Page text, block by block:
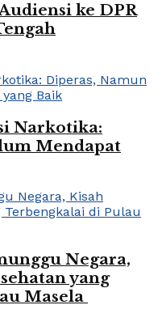
ke DPR
Narkotika:
Mendapat
Negara,
yang
Masela